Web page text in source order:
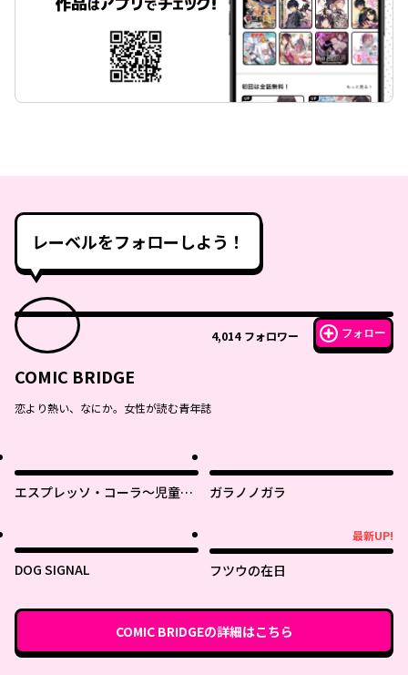
レーベルをフォローしよう！
4,014 フォロワー フォロー
COMIC BRIDGE
恋より熱い、なにか。女性が読む青年誌
エスプレッソ・コーラ～児童発
ガラノノガラ
DOG SIGNAL
最新UP!
フツウの在日
COMIC BRIDGEの詳細はこちら